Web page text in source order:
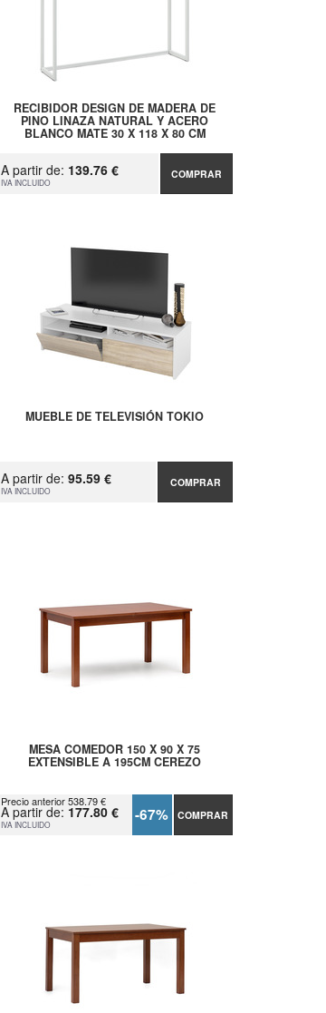
RECIBIDOR DESIGN DE MADERA DE
PINO LINAZA NATURAL Y ACERO
BLANCO MATE 30 X 118 X 80 CM
A partir de: 139.76 €
IVA INCLUIDO
COMPRAR
MUEBLE DE TELEVISIÓN TOKIO
A partir de:95.59 €
IVA INCLUIDO
COMPRAR
MESA COMEDOR 150 X 90 X 75
EXTENSIBLE A 195CM CEREZO
Precio anterior 538.79 €
A partir de: 177.80 €
IVA INCLUIDO -67% COMPRAR